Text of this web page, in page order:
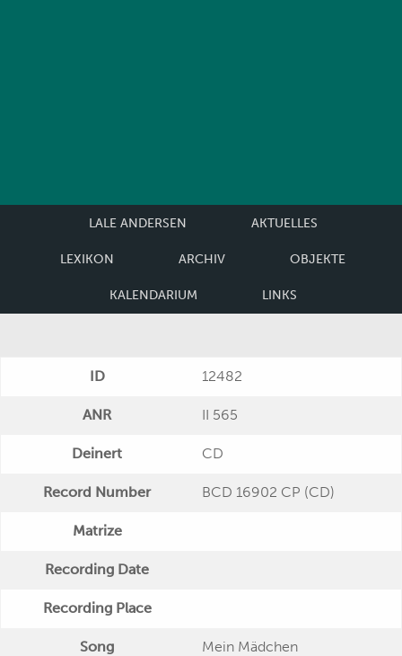
LALE ANDERSEN AKTUELLES
LEXIKON ARCHIV OBJEKTE
KALENDARIUM LINKS
ID 12482
ANR II 565
Deinert CD
Record Number BCD 16902 CP (CD)
Matrize
Recording Date
Recording Place
Song Mein Mädchen